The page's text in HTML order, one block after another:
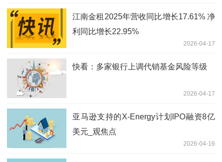
江南金租2025年营收同比增长17.61% 净
利同比增长22.95%
2026-04-17
快看：多家银行上调代销基金风险等级
2026-04-17
亚马逊支持的X-Energy计划IPO融资8亿
美元_观焦点
2026-04-16